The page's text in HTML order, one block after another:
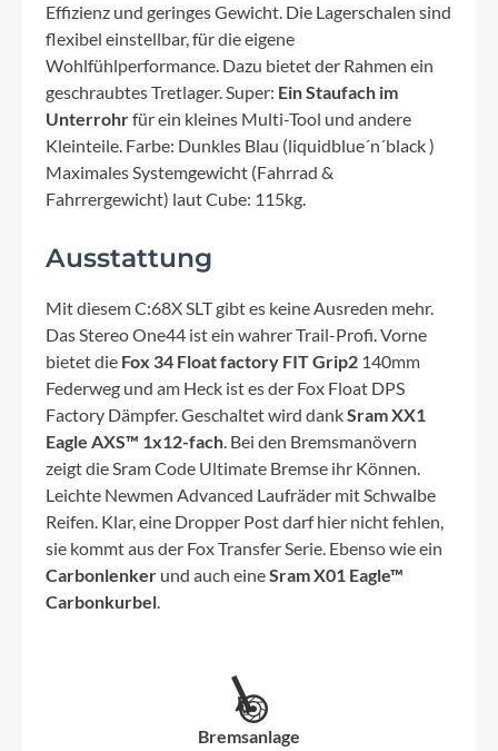
Effizienz und geringes Gewicht. Die Lagerschalen sind
flexibel einstellbar, für die eigene
Wohlfühlperformance. Dazu bietet der Rahmen ein
geschraubtes Tretlager. Super: Ein Staufach im
Unterrohrfür ein kleines Multi-Tool und andere
Kleinteile. Farbe: Dunkles Blau (liquidblue´n´black )
Maximales Systemgewicht (Fahrrad &
Fahrrergewicht) laut Cube: 115kg.
Ausstattung
Mit diesem C:68X SLT gibt es keine Ausreden mehr.
Das Stereo One44 ist ein wahrer Trail-Profi. Vorne
bietet die Fox 34 Float factory FIT Grip2 140mm
Federweg und am Heck ist es der Fox Float DPS
Factory Dämpfer. Geschaltet wird dankSram XX1
Eagle AXS™ 1x12-fach. Bei den Bremsmanövern
zeigt die Sram Code Ultimate Bremse ihr Können.
Leichte Newmen Advanced Laufräder mit Schwalbe
Reifen. Klar, eine Dropper Post darf hier nicht fehlen,
sie kommt aus der Fox Transfer Serie. Ebenso wie ein
Carbonlenker und auch eineSram X01 Eagle™
Carbonkurbel.
Bremsanlage